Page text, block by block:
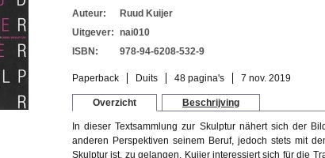
Auteur:
Ruud Kuijer
Uitgever: nai010
ISBN:
978-94-6208-532-9
Paperback Duits 48 pagina's 7 nov. 2019
Overzicht Beschrijving
In dieser Textsammlung zur Skulptur nähert sich der
anderen Perspektiven seinem Beruf, jedoch stets mit
Skulptur ist, zu gelangen. Kuijer interessiert sich für die